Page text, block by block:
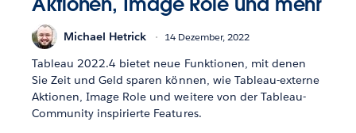
Michael Hetrick 14 Dezember, 2022
Tableau 2022.4 bietet neue Funktionen, mit denen
Sie Zeit und Geld sparen können, wie Tableau-externe
Aktionen, Image Role und weitere von der Tableau-
Community inspirierte Features.